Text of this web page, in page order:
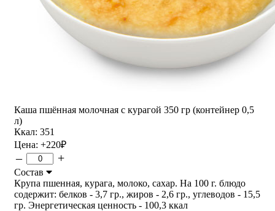
Каша пшённая молочная с курагой 350 гр (контейнер 0,5
л)
Ккал: 351
Цена: +220₽
– +
Состав
Крупа пшенная, курага, молоко, сахар. На 100 г. блюдо
содержит: белков - 3,7 гр., жиров - 2,6 гр., углеводов - 15,5
гр. Энергетическая ценность - 100,3 ккал